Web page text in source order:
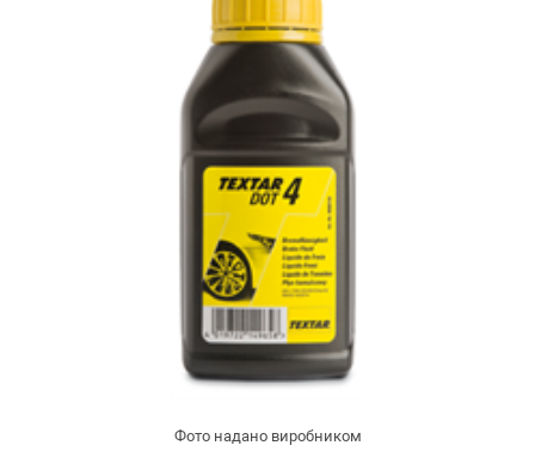
Фото надано виробником